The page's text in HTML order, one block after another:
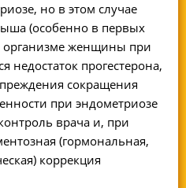
но в этом случае
(особенно в первых
организме женщины при
недостаток прогестерона,
сокращения
при эндометриозе
врача и, при
(гормональная,
коррекция